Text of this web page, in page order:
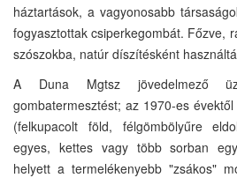
háztartások, a vagyonosabb
fogyasztottak csiperkegombát. Főzve,
szószokba, natúr díszítésként
A Duna Mgtsz jövedelmező
gombatermesztést; az 1970-es
(felkupacolt föld, félgömbölyűre
egyes, kettes vagy több sorban
helyett a termelékenyebb "zsákos"